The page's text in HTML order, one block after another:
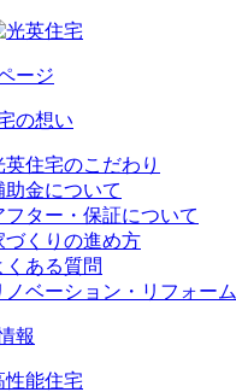
ージ
の想い
英住宅のこだわり
助金について
フター・保証について
づくりの進め方
くある質問
ノベーション・リフォーム
報
性能住宅